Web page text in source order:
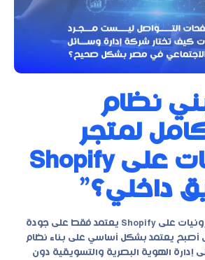
نظام
لمتجر
إلكترونيات على Shopify
داخلي؟”
لم يعد نجاح متجر إلكترونيات على Shopify يعتمد فقط على جودة
أصبح يعتمد بشكل أساسي على بناء نظام
إدارة الهوية البصرية والتسويقية دون